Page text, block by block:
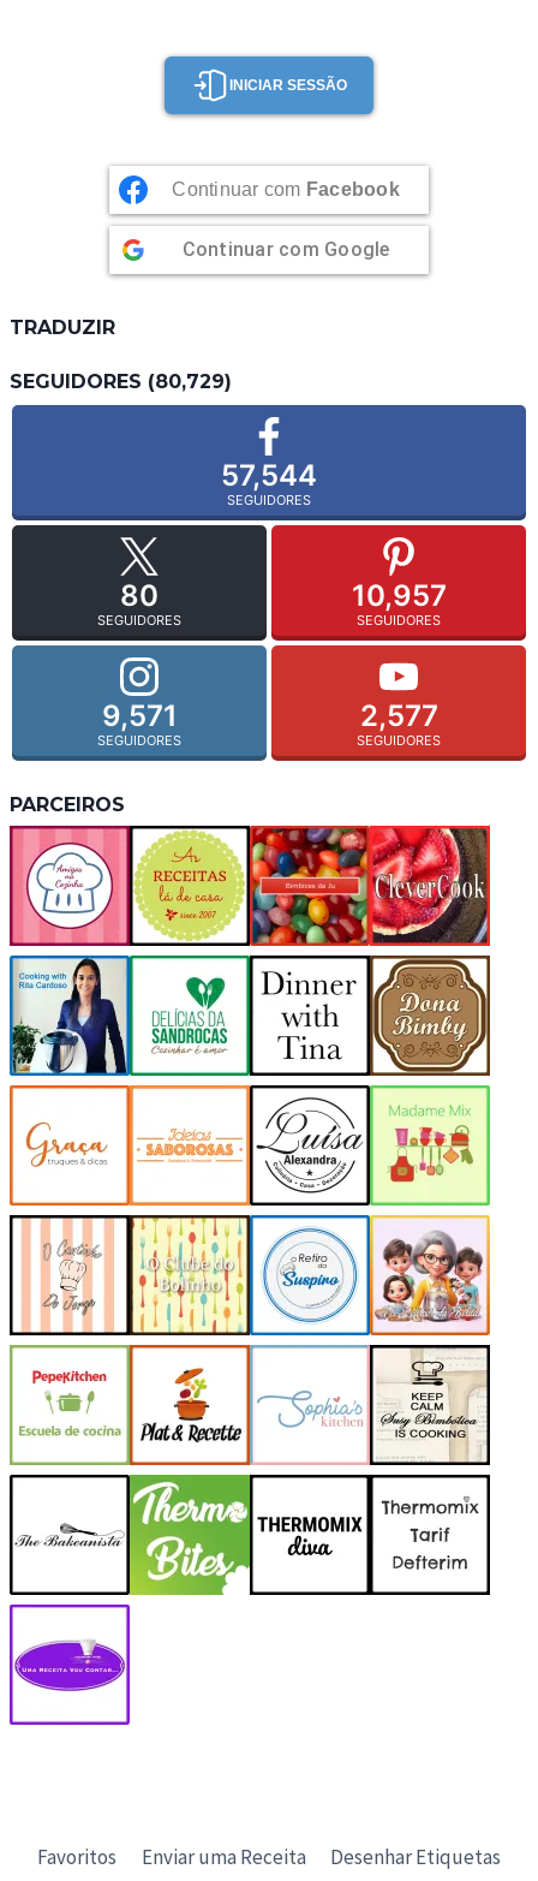
INICIAR SESSÃO
Continuar com Facebook
Continuar com Google
TRADUZIR
SEGUIDORES (80,729)
57,544
SEGUIDORES
80
SEGUIDORES
10,957
SEGUIDORES
9,571
SEGUIDORES
2,577
SEGUIDORES
PARCEIROS
Favoritos Enviar uma Receita Desenhar Etiquetas